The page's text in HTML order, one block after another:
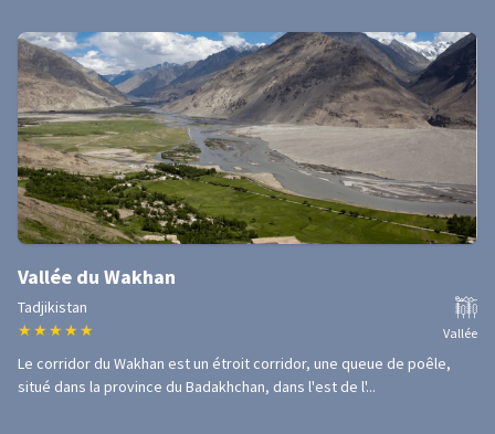
Vallée du Wakhan
Tadjikistan
★ ★ ★ ★ ★ Vallée
Le corridor du Wakhan est un étroit corridor, une queue de poêle,
situé dans la province du Badakhchan, dans l'est de l'...